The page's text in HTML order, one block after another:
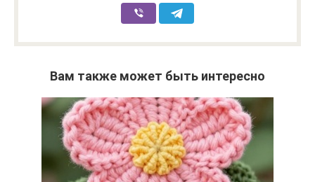
Вам также может быть интересно